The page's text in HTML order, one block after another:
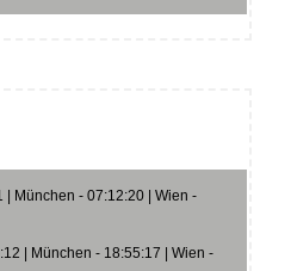
München - 07:12:20 | Wien -
| München - 18:55:17 | Wien -